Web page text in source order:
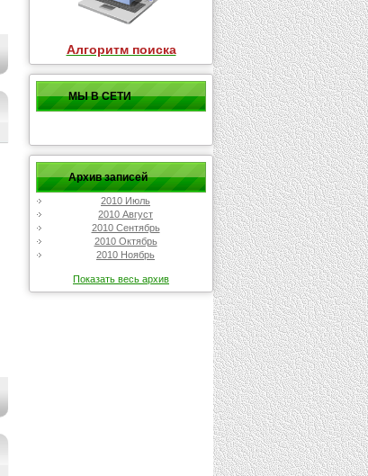
Алгоритм поиска
МЫ В СЕТИ
Архив записей
2010 Июль
2010 Август
2010 Сентябрь
2010 Октябрь
2010 Ноябрь
Показать весь архив